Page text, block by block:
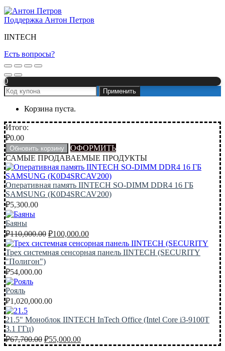
Поддержка Антон Петров
IINTECH
Есть вопросы?
0
Применить
Корзина пуста.
Итого:
₽0.00
Обновить корзину
ОФОРМИТЬ
САМЫЕ ПРОДАВАЕМЫЕ ПРОДУКТЫ
Оперативная память IINTECH SO-DIMM DDR4 16 ГБ
SAMSUNG (K0D4SRCAV200)
₽5,300.00
Баяны
₽110,000.00 Первоначальная
цена
составляла
₽100,000.00Текущая
цена:
₽100,000.00.
Трех системная сенсорная панель IINTECH (SECURITY
"Полигон")
₽54,000.00
Рояль
₽1,020,000.00
21.5" Моноблок IINTECH InTech Office (Intel Core i3-9100T
3.1 ГГц)
₽67,700.00 Первоначальная
цена
₽55,000.00Текущая
цена: